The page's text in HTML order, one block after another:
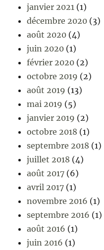
janvier 2021 (1)
décembre 2020 (3)
août 2020 (4)
juin 2020 (1)
février 2020 (2)
octobre 2019 (2)
août 2019 (13)
mai 2019 (5)
janvier 2019 (2)
octobre 2018 (1)
septembre 2018 (1)
juillet 2018 (4)
août 2017 (6)
avril 2017 (1)
novembre 2016 (1)
septembre 2016 (1)
août 2016 (1)
juin 2016 (1)